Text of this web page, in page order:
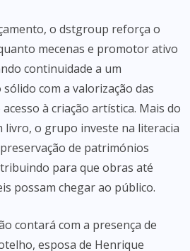
o dstgroup reforça o
mecenas e promotor ativo
continuidade a um
com a valorização das
à criação artística. Mais do
livro, o grupo investe na literacia
de patrimónios
para que obras até
possam chegar ao público.
contará com a presença de
esposa de Henrique